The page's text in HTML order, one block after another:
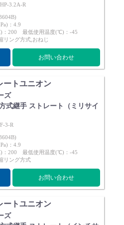
3.2A-R
：4.9
：200 最低使用温度(℃)：-45
リング方式,おねじ
お問い合わせ
ートユニオン
ズ
式継手 ストレート（ミリサイ
3-R
：4.9
：200 最低使用温度(℃)：-45
リング方式
お問い合わせ
ートユニオン
ズ